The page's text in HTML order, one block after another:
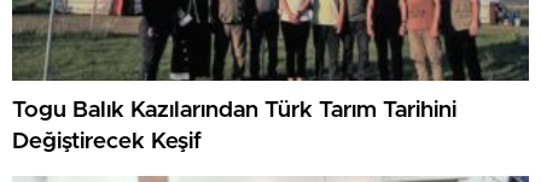
Togu Balık Kazılarından Türk Tarım Tarihini
Değiştirecek Keşif